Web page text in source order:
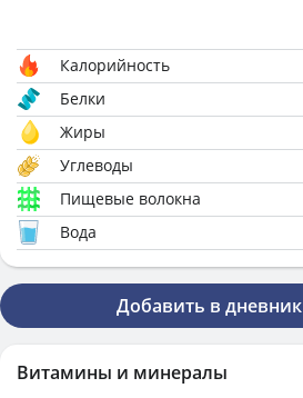
Калорийность
Белки
Жиры
Углеводы
Пищевые волокна
Вода
Добавить в
Витамины и минералы